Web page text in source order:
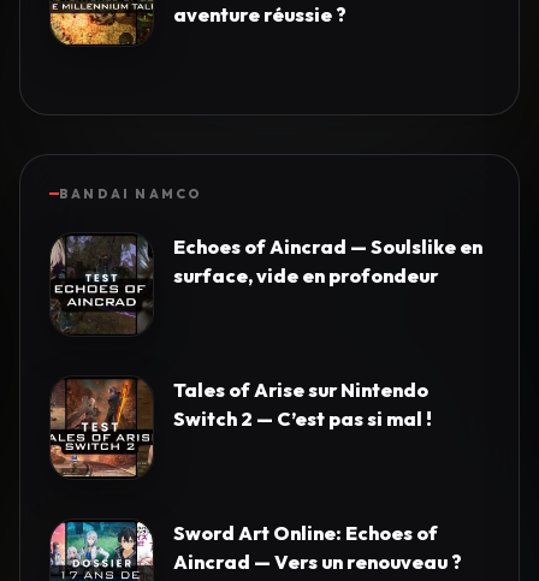
aventure réussie ?
BANDAI NAMCO
Echoes of Aincrad — Soulslike en
surface, vide en profondeur
Tales of Arise sur Nintendo
Switch 2 — C’est pas si mal !
Sword Art Online: Echoes of
Aincrad — Vers un renouveau ?